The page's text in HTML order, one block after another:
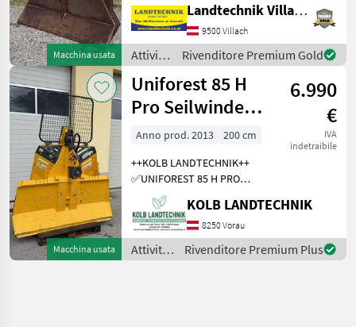
Macchina usata
protezione, 4 scivoli per
fune, gancio terminale e
albero articolato, supporto
per
Landtechnik Villach GmbH
9500 Villach
Attività
forestali
e
lavorazione
del
legno /
Rivenditore Premium Gold
Macchina usata
Uniforest 85 H
Pro Seilwinde
Funkseilwinde
6.990
€
IVA
indetraibile
Anno prod. 2013
200 cm
++KOLB LANDTECHNIK++
✅UNIFOREST 85 H PRO
Funkseilwinde ✅8, 5t
Zugkraft ✅200cm
Schildbreite
✅hydraulischer Seilausstoß
✅inkl. TERRA Profi Funk -
KOLB LANDTECHNIK
8250 Vorau
Attività
forestali
Rivenditore Premium Plus